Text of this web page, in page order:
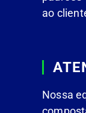
ao
Nossa